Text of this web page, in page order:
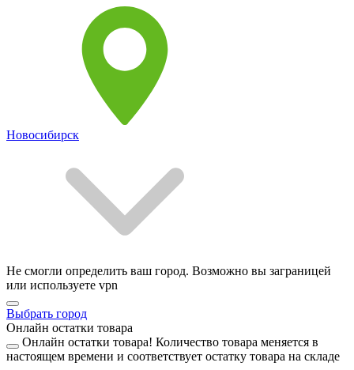
Новосибирск
Не смогли определить ваш город. Возможно вы заграницей
или используете vpn
Выбрать город
Онлайн остатки товара
Онлайн остатки товара! Количество товара меняется в
настоящем времени и соответствует остатку товара на складе